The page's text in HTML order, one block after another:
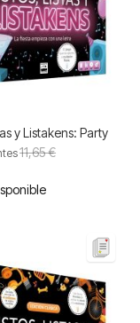
y Listakens: Party
11,65 €